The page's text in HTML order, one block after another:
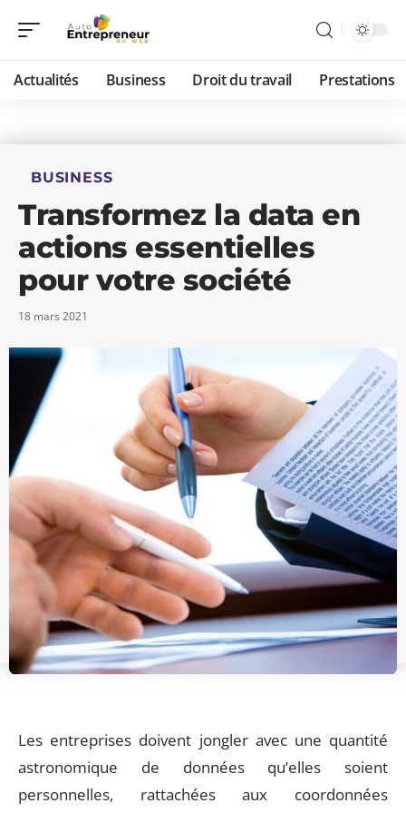
Actualités Business Droit du travail Prestations
BUSINESS
Transformez la data en
actions essentielles
pour votre société
18 mars 2021
Les entreprises doivent jongler avec une quantité
astronomique de données qu’elles soient
personnelles, rattachées aux coordonnées